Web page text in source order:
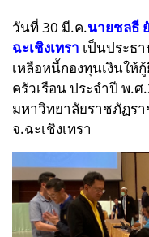
วันที่ 30 มี.ค.นายชลธี
ฉะเชิงเทรา เป็นประธ
เหลือหนี้กองทุนเงินให้
ครัวเรือน ประจำปี พ.
มหาวิทยาลัยราชภัฏรา
จ.ฉะเชิงเทรา